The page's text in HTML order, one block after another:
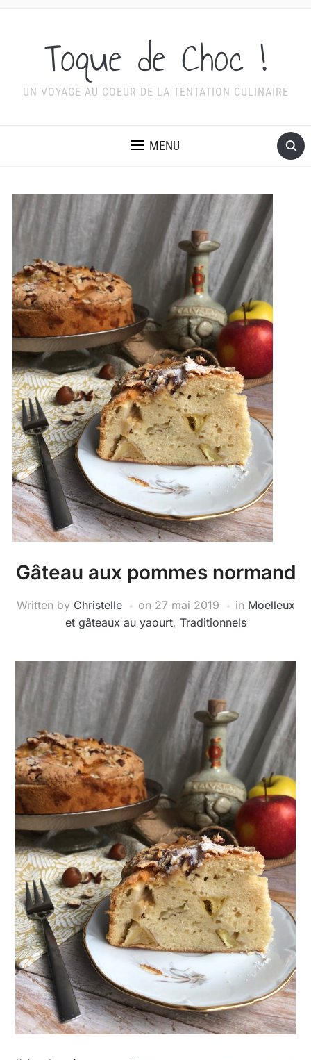
Toque de Choc !
UN VOYAGE AU COEUR DE LA TENTATION CULINAIRE
MENU
Gâteau aux pommes normand
Written by Christelle on 27 mai 2019 in Moelleux
et gâteaux au yaourt, Traditionnels